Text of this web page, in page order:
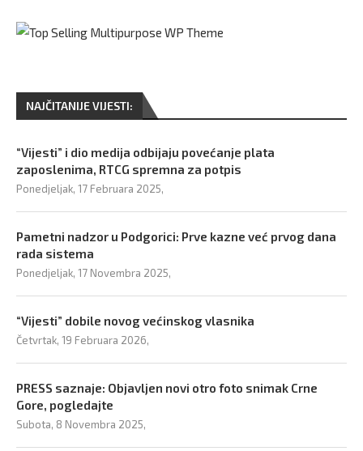
NAJČITANIJE VIJESTI:
“Vijesti” i dio medija odbijaju povećanje plata
zaposlenima, RTCG spremna za potpis
Ponedjeljak, 17 Februara 2025,
Pametni nadzor u Podgorici: Prve kazne već prvog dana
rada sistema
Ponedjeljak, 17 Novembra 2025,
“Vijesti” dobile novog većinskog vlasnika
Četvrtak, 19 Februara 2026,
PRESS saznaje: Objavljen novi otro foto snimak Crne
Gore, pogledajte
Subota, 8 Novembra 2025,